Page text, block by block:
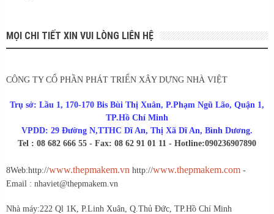
MỌI CHI TIẾT XIN VUI LÒNG LIÊN HỆ
CÔNG TY CỔ PHẦN PHÁT TRIỂN XÂY DỰNG NHÀ VIỆT
Trụ sở: Lầu 1, 170-170 Bis Bùi Thị Xuân, P.Phạm Ngũ Lão, Quận 1,
TP.Hồ Chí Minh
VPDD: 29 Đường N,TTHC Dĩ An, Thị Xã Dĩ An, Bình Dương.
Tel : 08 682 666 55 - Fax: 08 62 91 01 11 - Hotline:090236907890
8Web:http://www.thepmakem.vn http://www.thepmakem.com -
Email : nhaviet@thepmakem.vn
Nhà máy:222 Ql 1K, P.Linh Xuân, Q.Thủ Đức, TP.Hồ Chí Minh